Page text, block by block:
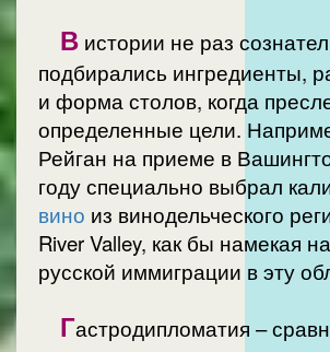
В истории не раз
подбирались ингредиенты,
и форма столов, когда
определенные цели.
Рейган на приеме в
году специально выбрал
вино из винодельческого
River Valley, как бы намекая
русской иммиграции в эту
Гастродипломатия –